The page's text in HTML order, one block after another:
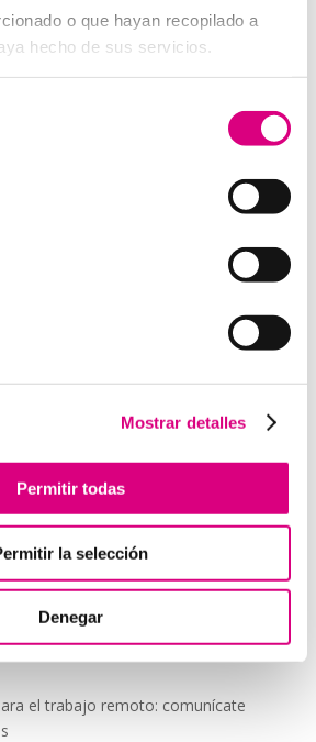
o que hayan recopilado a
hecho de sus servicios.
Mostrar detalles
Permitir todas
la selección
Denegar
32, porque entienden que un
puede suponer una pérdida de
Communication
, con más de
disponemos de un equipo de
Virtual, Antivirus y Seguridad,
con las garantías de un trabajo
hola@grupo-system.com
conectadopara publicar un
comunicación
el trabajo remoto: comunícate